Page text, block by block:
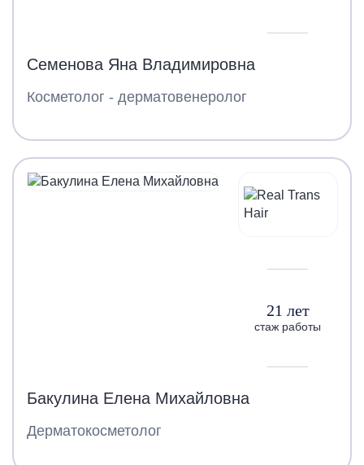
Семенова Яна Владимировна
Косметолог - дерматовенеролог
21 лет
стаж работы
Бакулина Елена Михайловна
Дерматокосметолог